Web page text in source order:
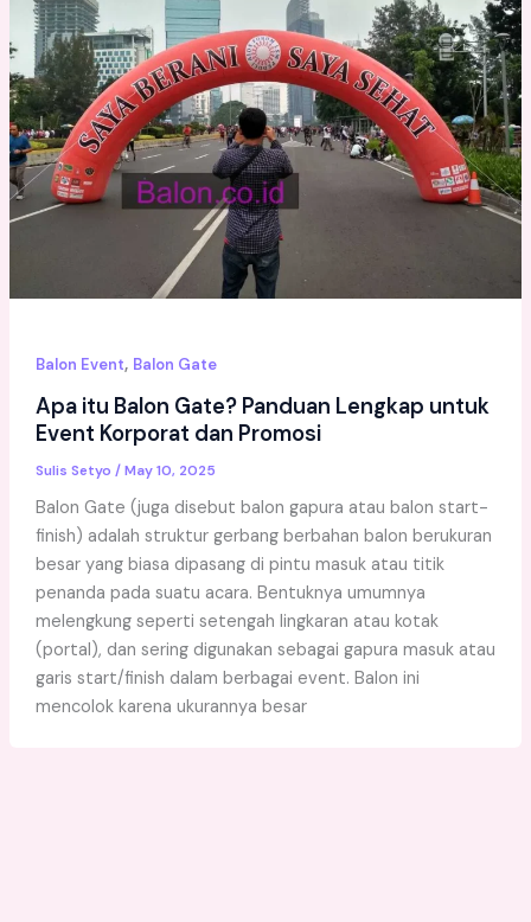
Balon Event, Balon Gate
Apa itu Balon Gate? Panduan Lengkap untuk
Event Korporat dan Promosi
Sulis Setyo /May 10, 2025
Balon Gate (juga disebut balon gapura atau balon start-
finish) adalah struktur gerbang berbahan balon berukuran
besar yang biasa dipasang di pintu masuk atau titik
penanda pada suatu acara. Bentuknya umumnya
melengkung seperti setengah lingkaran atau kotak
(portal), dan sering digunakan sebagai gapura masuk atau
garis start/finish dalam berbagai event. Balon ini
mencolok karena ukurannya besar